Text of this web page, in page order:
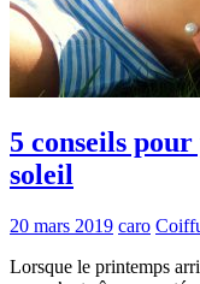
5 conseils
soleil
20 mars 2019 caro
Lorsque le printemps